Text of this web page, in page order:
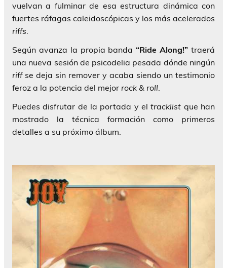
vuelvan a fulminar de esa estructura dinámica con
fuertes ráfagas caleidoscópicas y los más acelerados
riffs.
Según avanza la propia banda“Ride Along!” traerá
una nueva sesión de psicodelia pesada dónde ningún
riffse deja sin remover y acaba siendo un testimonio
feroz a la potencia del mejor rock & roll.
Puedes disfrutar de la portada y eltracklist que han
mostrado la técnica formación como primeros
detalles a su próximo álbum.